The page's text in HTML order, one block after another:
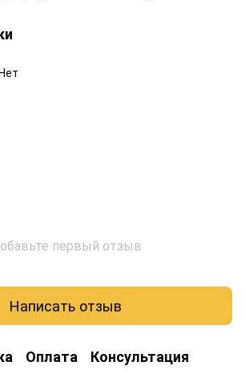
первый отзыв
Написать отзыв
Оплата Консультация